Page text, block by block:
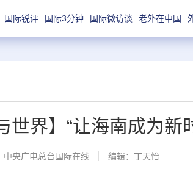
国际锐评 国际3分钟 国际微访谈 老外在中国
世界】“让海南成为
中央广电总台国际在线 编辑：丁天怡